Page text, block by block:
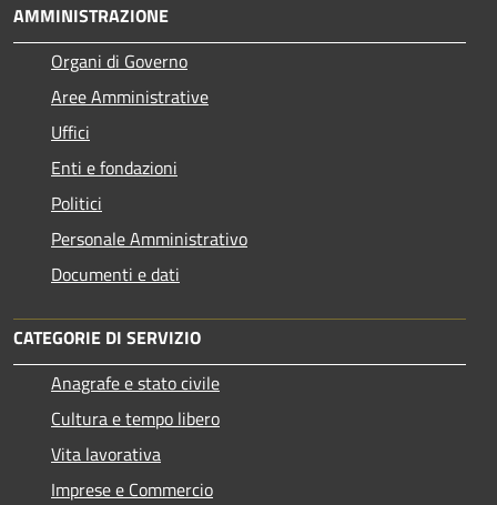
AMMINISTRAZIONE
Organi di Governo
Aree Amministrative
Uffici
Enti e fondazioni
Politici
Personale Amministrativo
Documenti e dati
CATEGORIE DI SERVIZIO
Anagrafe e stato civile
Cultura e tempo libero
Vita lavorativa
Imprese e Commercio